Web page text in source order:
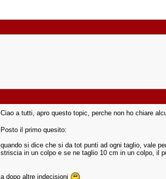
Ciao a tutti, apro questo topic, perche non ho chiare
Posto il primo quesito:
quando si dice che si da tot punti ad ogni taglio, vale
striscia in un colpo e se ne taglio 10 cm in un colpo, il
a dopo altre indecisioni